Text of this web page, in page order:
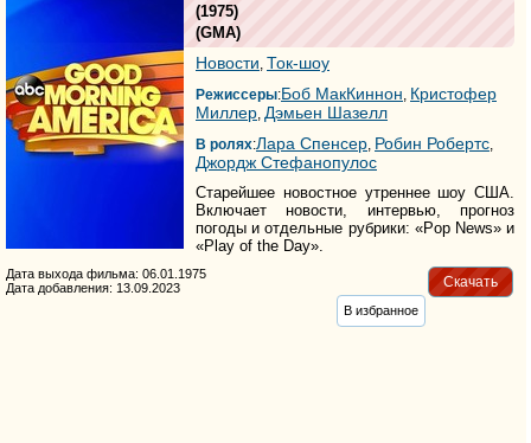
(1975)
(GMA)
Новости Ток-шоу
Режиссеры:Боб МакКиннон Кристофер
Миллер Дэмьен Шазелл
В ролях:Лара Спенсер Робин Робертс
Джордж Стефанопулос
Старейшее новостное утреннее шоу США.
Включает новости, интервью, прогноз
погоды и отдельные рубрики: «Pop News» и
«Play of the Day».
Скачать
Дата выхода фильма: 06.01.1975
Дата добавления: 13.09.2023
В избранное